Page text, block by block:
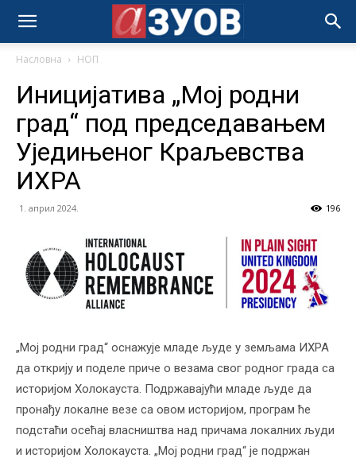
Насловна НОП
Иницијатива „Мој родни
град“ под председавањем
Уједињеног Краљевства
ИХРА
1. април 2024. 196
„Мој родни град“ оснажује младе људе у земљама ИХРА
да открију и поделе приче о везама свог родног града са
историјом Холокауста. Подржавајући младе људе да
пронађу локалне везе са овом историјом, програм ће
подстаћи осећај власништва над причама локалних људи
и историјом Холокауста. „Мој родни град“ је подржан